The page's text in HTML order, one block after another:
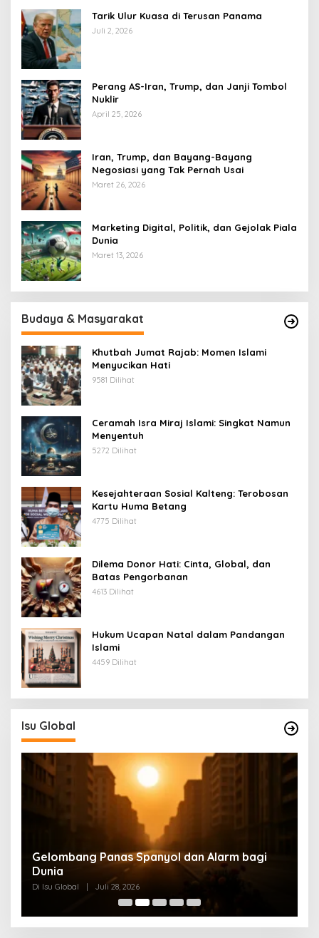
Tarik Ulur Kuasa di Terusan Panama
Juli 2, 2026
Perang AS-Iran, Trump, dan Janji Tombol
Nuklir
April 25, 2026
Iran, Trump, dan Bayang-Bayang
Negosiasi yang Tak Pernah Usai
Maret 26, 2026
Marketing Digital, Politik, dan Gejolak Piala
Dunia
Maret 13, 2026
Budaya & Masyarakat
Khutbah Jumat Rajab: Momen Islami
Menyucikan Hati
9581 Dilihat
Ceramah Isra Miraj Islami: Singkat Namun
Menyentuh
5272 Dilihat
Kesejahteraan Sosial Kalteng: Terobosan
Kartu Huma Betang
4775 Dilihat
Dilema Donor Hati: Cinta, Global, dan
Batas Pengorbanan
4613 Dilihat
Hukum Ucapan Natal dalam Pandangan
Islami
4459 Dilihat
Isu Global
Gelombang Panas Spanyol dan Alarm bagi
Dunia
Di Isu Global Juli 28, 2026